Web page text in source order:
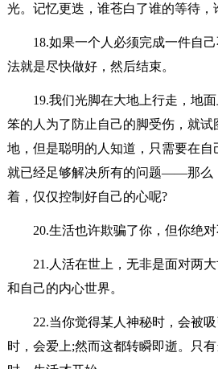
光。记忆更迭，谁苍白了谁的等待，
18.如果一个人必须完成一件自
法就是尽快做好，然后结束。
19.我们光脚在大地上行走，地
笨的人为了防止自己的脚受伤，就试
地，但是聪明的人知道，只需要在自
就已经足够解决所有的问题——那么
着，仅仅控制好自己的心呢?
20.生活也许欺骗了你，但你绝对
21.人活在世上，无非是面对两
和自己的内心世界。
22.当你觉得某人神秘时，会被
时，会爱上;然而这都转瞬即逝。只